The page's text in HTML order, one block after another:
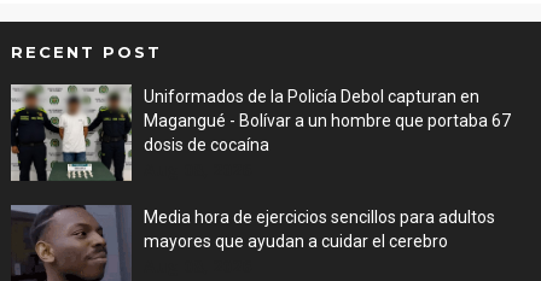
RECENT POST
Uniformados de la Policía Debol capturan en
Magangué - Bolívar a un hombre que portaba 67
dosis de cocaína
Media hora de ejercicios sencillos para adultos
mayores que ayudan a cuidar el cerebro